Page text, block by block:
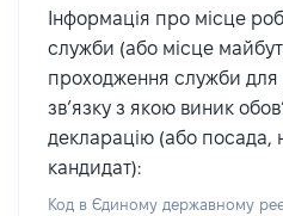
Інформація про місце
служби (або місце
проходження служби для
зв’язку з якою виник
декларацію (або посада,
кандидат):
Код в Єдиному державному